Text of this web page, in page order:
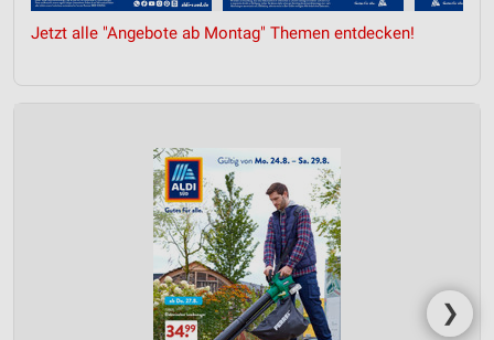
Jetzt alle "Angebote ab Montag" Themen entdecken!
❯